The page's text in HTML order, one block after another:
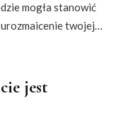
mogła stanowić
urozmaicenie twojej…
jest